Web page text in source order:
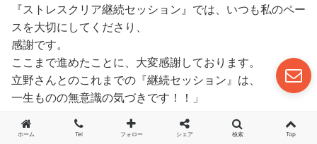
『ストレスクリア継続セッション』では、いつも私のペー
スを大切にしてくださり、
感謝です。
ここまで進めたことに、大変感謝しております。
立野さんとのこれまでの『継続セッション』は、
一生ものの無意識の気づきです！！」
ホーム Tel フォロー シェア 検索 Top